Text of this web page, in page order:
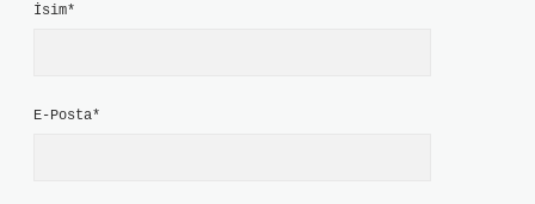
İsim*
E-Posta*